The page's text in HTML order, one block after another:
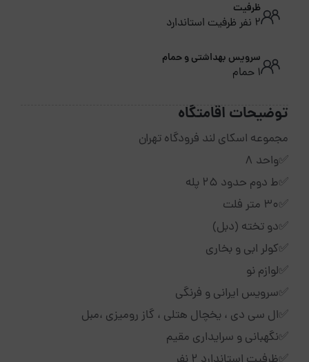
ظرفیت
2 نفر ظرفیت استاندارد
سرویس بهداشتی و حمام
1 حمام
توضیحات اقامتگاه
مجموعه اسکای لند فرودگاه تهران
✅‌واحد ۸
✅ط دوم حدود ۲۵ پله
✅۳۰ متر فلت
✅دو تخته (دبل)
✅کولر ابی و بخاری
✅لوازم نو
✅سرویس ایرانی و فرنگی
✅ال سی دی ، یخچال هتلی ، گاز رومیزی ،مبل
✅نگهبانی و سرایداری مقیم